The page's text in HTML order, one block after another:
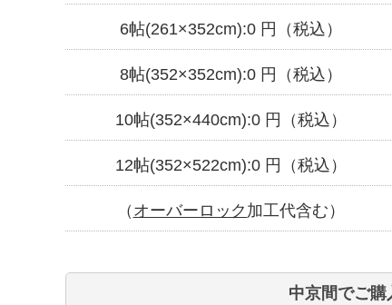
6帖(261×352cm):0円（税込）
8帖(352×352cm):0円（税込）
10帖(352×440cm):0円（税込）
12帖(352×522cm):0円（税込）
（ オーバーロック 加工代含む）
中京間でご購